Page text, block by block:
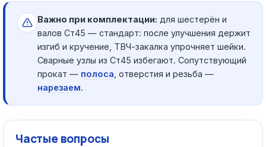
Важно при комплектации: для шестерён и
валов Ст45 — стандарт: после улучшения держит
изгиб и кручение, ТВЧ-закалка упрочняет шейки.
Сварные узлы из Ст45 избегают. Сопутствующий
прокат — полоса , отверстия и резьба —
нарезаем.
Частые вопросы